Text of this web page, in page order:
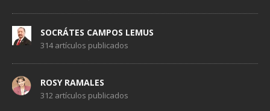
SOCRÁTES CAMPOS LEMUS
314 artículos publicados
ROSY RAMALES
312 artículos publicados